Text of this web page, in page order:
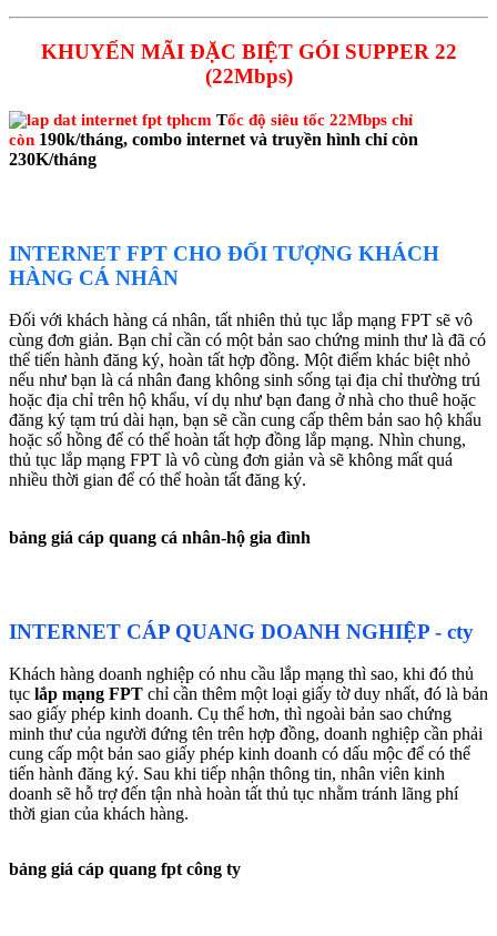
KHUYẾN MÃI ĐẶC BIỆT GÓI SUPPER 22
(22Mbps)
Tốc độ siêu tốc 22Mbps chỉ
còn 190k/tháng, combo internet và truyền hình chỉ còn
230K/tháng
INTERNET FPT CHO ĐỐI TƯỢNG KHÁCH
HÀNG CÁ NHÂN
Đối với khách hàng cá nhân, tất nhiên thủ tục lắp mạng FPT sẽ vô
cùng đơn giản. Bạn chỉ cần có một bản sao chứng minh thư là đã có
thể tiến hành đăng ký, hoàn tất hợp đồng. Một điểm khác biệt nhỏ
nếu như bạn là cá nhân đang không sinh sống tại địa chỉ thường trú
hoặc địa chỉ trên hộ khẩu, ví dụ như bạn đang ở nhà cho thuê hoặc
đăng ký tạm trú dài hạn, bạn sẽ cần cung cấp thêm bản sao hộ khẩu
hoặc sổ hồng để có thể hoàn tất hợp đồng lắp mạng. Nhìn chung,
thủ tục lắp mạng FPT là vô cùng đơn giản và sẽ không mất quá
nhiều thời gian để có thể hoàn tất đăng ký.
bảng giá cáp quang cá nhân-hộ gia đình
INTERNET CÁP QUANG DOANH NGHIỆP - cty
Khách hàng doanh nghiệp có nhu cầu lắp mạng thì sao, khi đó thủ
tục lắp mạng FPT chỉ cần thêm một loại giấy tờ duy nhất, đó là bản
sao giấy phép kinh doanh. Cụ thể hơn, thì ngoài bản sao chứng
minh thư của người đứng tên trên hợp đồng, doanh nghiệp cần phải
cung cấp một bản sao giấy phép kinh doanh có dấu mộc để có thể
tiến hành đăng ký. Sau khi tiếp nhận thông tin, nhân viên kinh
doanh sẽ hỗ trợ đến tận nhà hoàn tất thủ tục nhằm tránh lãng phí
thời gian của khách hàng.
bảng giá cáp quang fpt công ty